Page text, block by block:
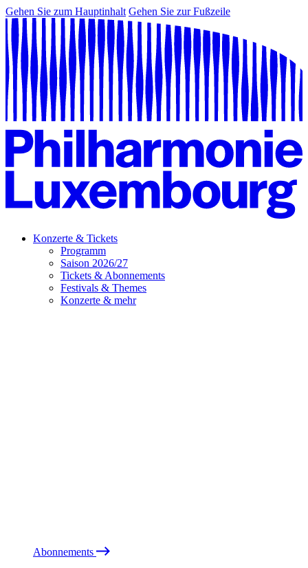
Gehen Sie zum Hauptinhalt Gehen Sie zur Fußzeile
Konzerte & Tickets
Programm
Saison 2026/27
Tickets & Abonnements
Festivals & Themes
Konzerte & mehr
Abonnements